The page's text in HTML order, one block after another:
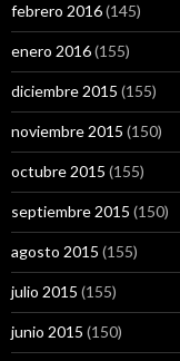
febrero 2016(145)
enero 2016(155)
diciembre 2015 (155)
noviembre 2015 (150)
octubre 2015 (155)
septiembre 2015 (150)
agosto 2015 (155)
julio 2015 (155)
junio 2015 (150)